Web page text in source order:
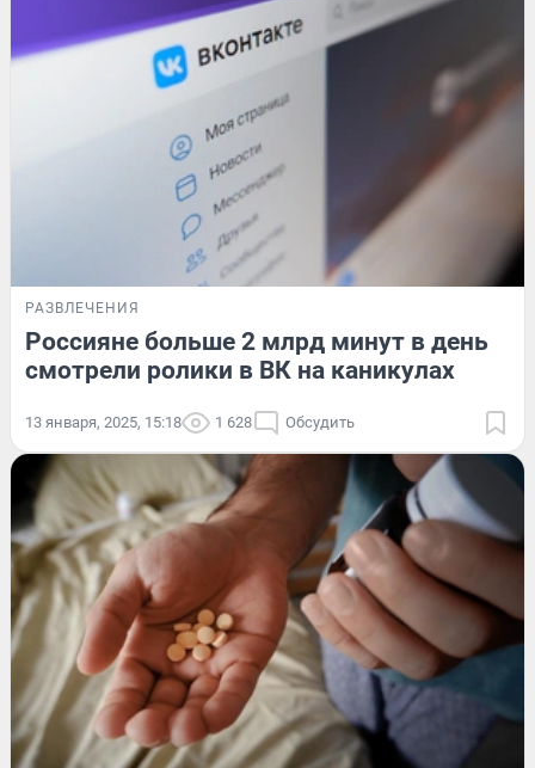
РАЗВЛЕЧЕНИЯ
Россияне больше 2 млрд минут в день
смотрели ролики в ВК на каникулах
13 января, 2025, 15:18 1 628 Обсудить